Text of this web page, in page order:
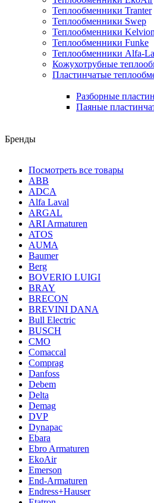
Теплообменники Tranter
Теплообменники Swep
Теплообменники Kelvion
Теплообменники Funke
Теплообменники Alfa-
Кожухотрубные
Пластинчатые
Разборные
Паяные
Бренды
Посмотреть все товары
ABB
ADCA
Alfa Laval
ARGAL
ARI Armaturen
ATOS
AUMA
Baumer
Berg
BOVERIO LUIGI
BRAY
BRECON
BREVINI DANA
Bull Electric
BUSCH
CMO
Comaccal
Comprag
Danfoss
Debem
Delta
Demag
DVP
Dynapac
Ebara
Ebro Armaturen
EkoAir
Emerson
End-Armaturen
Endress+Hauser